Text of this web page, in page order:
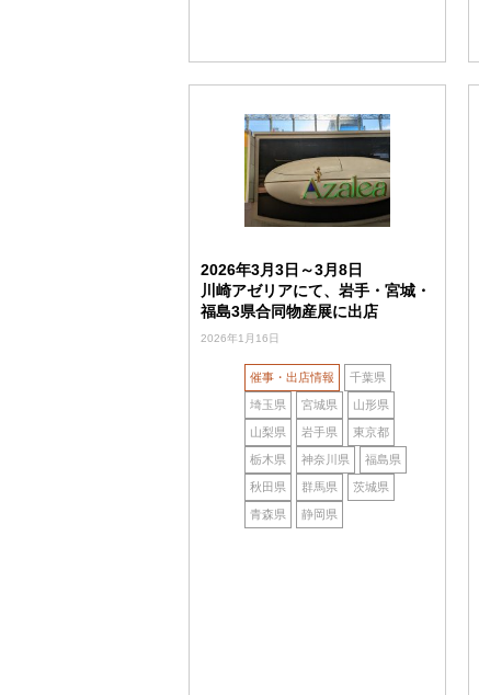
2026年3月3日～3月8日
川崎アゼリアにて、岩手・宮城・
福島3県合同物産展に出店
2026年1月16日
催事・出店情報 千葉県
埼玉県 宮城県 山形県
山梨県 岩手県 東京都
栃木県 神奈川県 福島県
秋田県 群馬県 茨城県
青森県 静岡県